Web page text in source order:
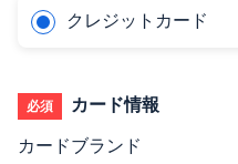
クレジットカード
必須 カード情報
カードブランド